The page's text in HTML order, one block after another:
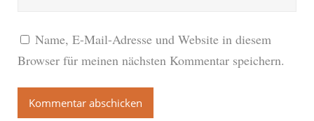
Name, E-Mail-Adresse und Website in diesem
Browser für meinen nächsten Kommentar speichern.